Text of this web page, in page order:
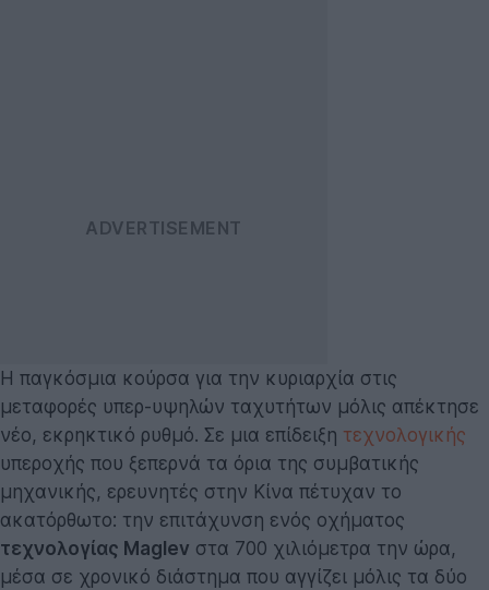
Η παγκόσμια κούρσα για την κυριαρχία στις
μεταφορές υπερ-υψηλών ταχυτήτων μόλις απέκτησε
νέο, εκρηκτικό ρυθμό. Σε μια επίδειξη τεχνολογικής
υπεροχής που ξεπερνά τα όρια της συμβατικής
μηχανικής, ερευνητές στην Κίνα πέτυχαν το
ακατόρθωτο: την επιτάχυνση ενός οχήματος
τεχνολογίας Maglev στα 700 χιλιόμετρα την ώρα,
μέσα σε χρονικό διάστημα που αγγίζει μόλις τα δύο